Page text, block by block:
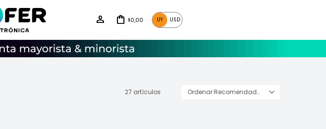
$0,00 UY USD
27 artículos Recomendados